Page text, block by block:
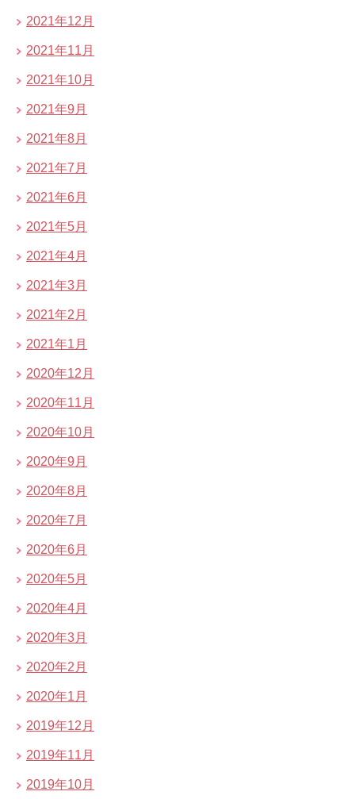
2021年12月
2021年11月
2021年10月
2021年9月
2021年8月
2021年7月
2021年6月
2021年5月
2021年4月
2021年3月
2021年2月
2021年1月
2020年12月
2020年11月
2020年10月
2020年9月
2020年8月
2020年7月
2020年6月
2020年5月
2020年4月
2020年3月
2020年2月
2020年1月
2019年12月
2019年11月
2019年10月